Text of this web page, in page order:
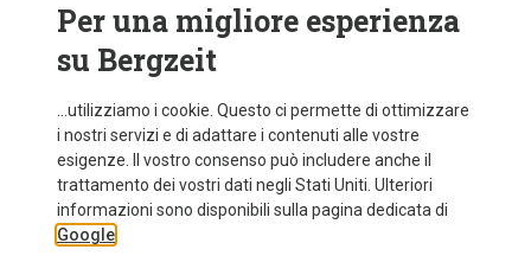
Risparmi 19%
Per una migliore esperienza
su Bergzeit
...utilizziamo i cookie. Questo ci permette di ottimizzare
i nostri servizi e di adattare i contenuti alle vostre
esigenze. Il vostro consenso può includere anche il
trattamento dei vostri dati negli Stati Uniti. Ulteriori
informazioni sono disponibili sulla pagina dedicata di
Google